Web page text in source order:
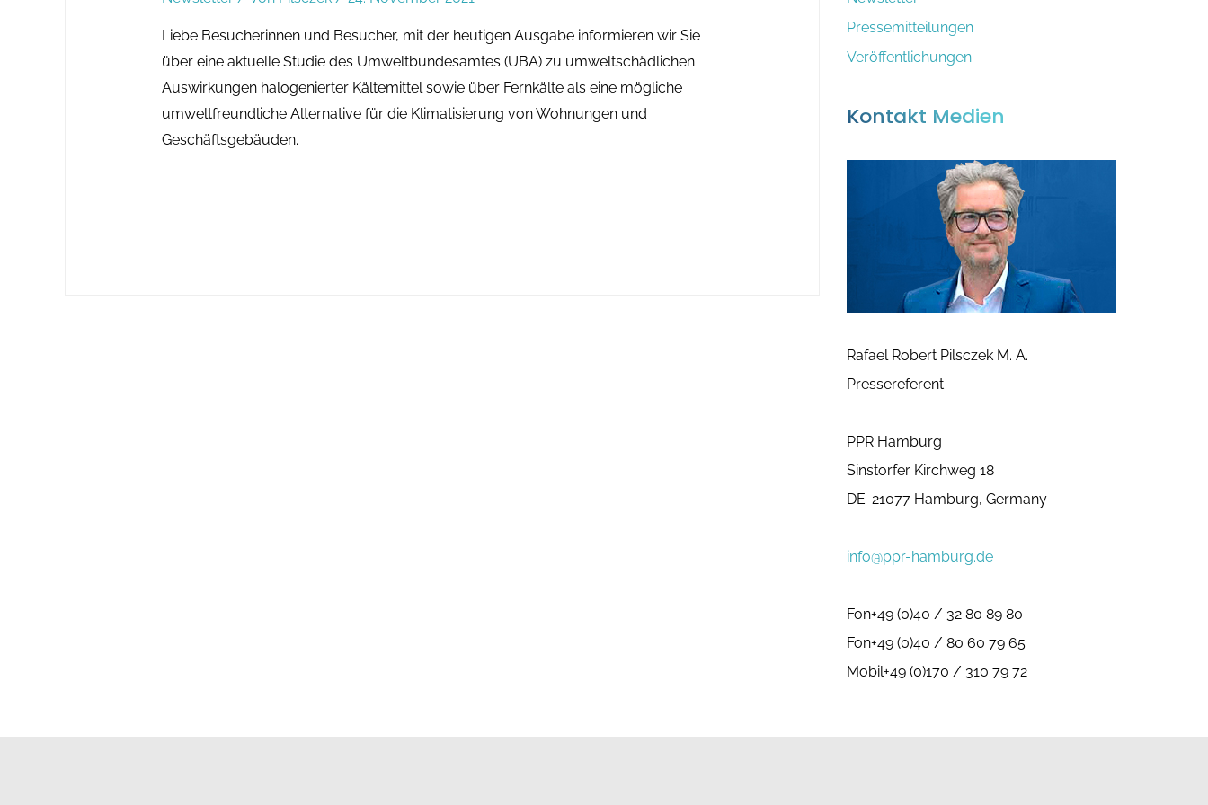
Liebe Besucherinnen und Besucher, mit der heutigen Ausgabe informieren wir Sie
über eine aktuelle Studie des Umweltbundesamtes (UBA) zu umweltschädlichen
Auswirkungen halogenierter Kältemittel sowie über Fernkälte als eine mögliche
umweltfreundliche Alternative für die Klimatisierung von Wohnungen und
Geschäftsgebäuden.
v
Pressemitteilungen
Veröffentlichungen
Kontakt Medien
Rafael Robert Pilsczek M. A.
Pressereferent
PPR Hamburg
Sinstorfer Kirchweg 18
DE-21077 Hamburg, Germany
info@ppr-hamburg.de
Fon+49 (0)40 / 32 80 89 80
Fon+49 (0)40 / 80 60 79 65
Mobil+49 (0)170 / 310 79 72